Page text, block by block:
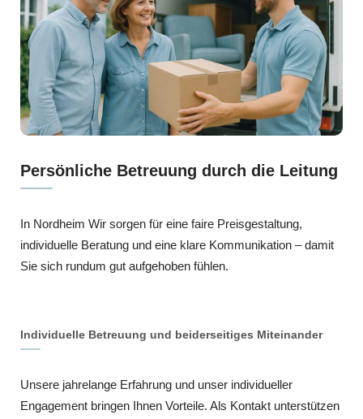
Persönliche Betreuung durch die Leitung
In Nordheim Wir sorgen für eine faire Preisgestaltung,
individuelle Beratung und eine klare Kommunikation – damit
Sie sich rundum gut aufgehoben fühlen.
Individuelle Betreuung und beiderseitiges Miteinander
Unsere jahrelange Erfahrung und unser individueller
Engagement bringen Ihnen Vorteile. Als Kontakt unterstützen